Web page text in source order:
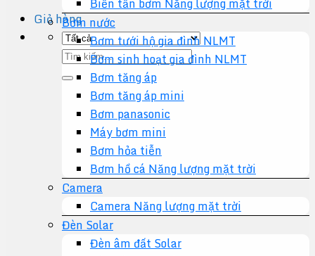
Giỏ hàng
Tìm
kiếm:
Bơm nước
Bơm tưới hộ gia đình NLMT
Bơm sinh hoạt gia đình NLMT
Bơm tăng áp
Bơm tăng áp mini
Bơm panasonic
Máy bơm mini
Bơm hỏa tiễn
Bơm hồ cá Năng lượng mặt trời
Camera
Camera Năng lượng mặt trời
Đèn Solar
Đèn âm đất Solar